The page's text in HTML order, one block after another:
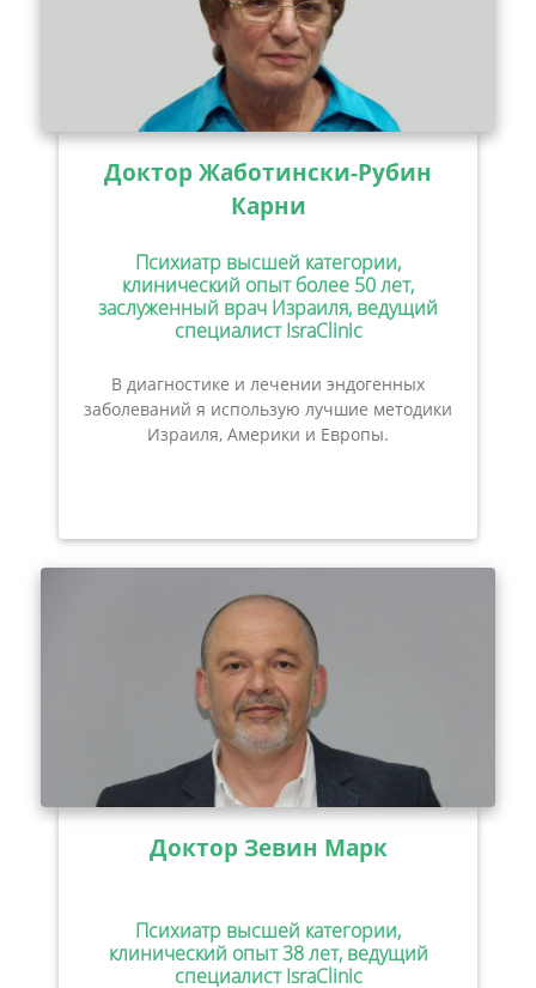
Доктор Жаботински-Рубин
Карни
Психиатр высшей категории,
клинический опыт более 50 лет,
заслуженный врач Израиля, ведущий
специалист IsraClinic
В диагностике и лечении эндогенных
заболеваний я использую лучшие методики
Израиля, Америки и Европы.
Доктор Зевин Марк
Психиатр высшей категории,
клинический опыт 38 лет, ведущий
специалист IsraClinic